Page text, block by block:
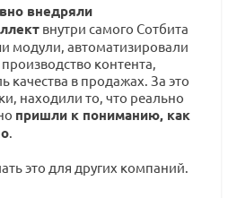
внедряли
внутри самого Сотбита
модули, автоматизировали
контента,
качества в продажах. За это
находили то, что реально
пришли к пониманию, как
это для других компаний.